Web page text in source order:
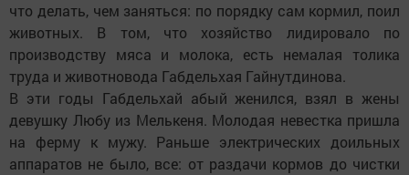
что делать, чем заняться: по порядку сам кормил, поил
животных. В том, что хозяйство лидировало по
производству мяса и молока, есть немалая толика
труда и животновода Габдельхая Гайнутдинова.
В эти годы Габдельхай абый женился, взял в жены
девушку Любу из Мелькеня. Молодая невестка пришла
на ферму к мужу. Раньше электрических доильных
аппаратов не было, все: от раздачи кормов до чистки